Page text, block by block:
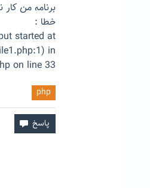
برنامه من
خطا :
started at
in
on line 33
php